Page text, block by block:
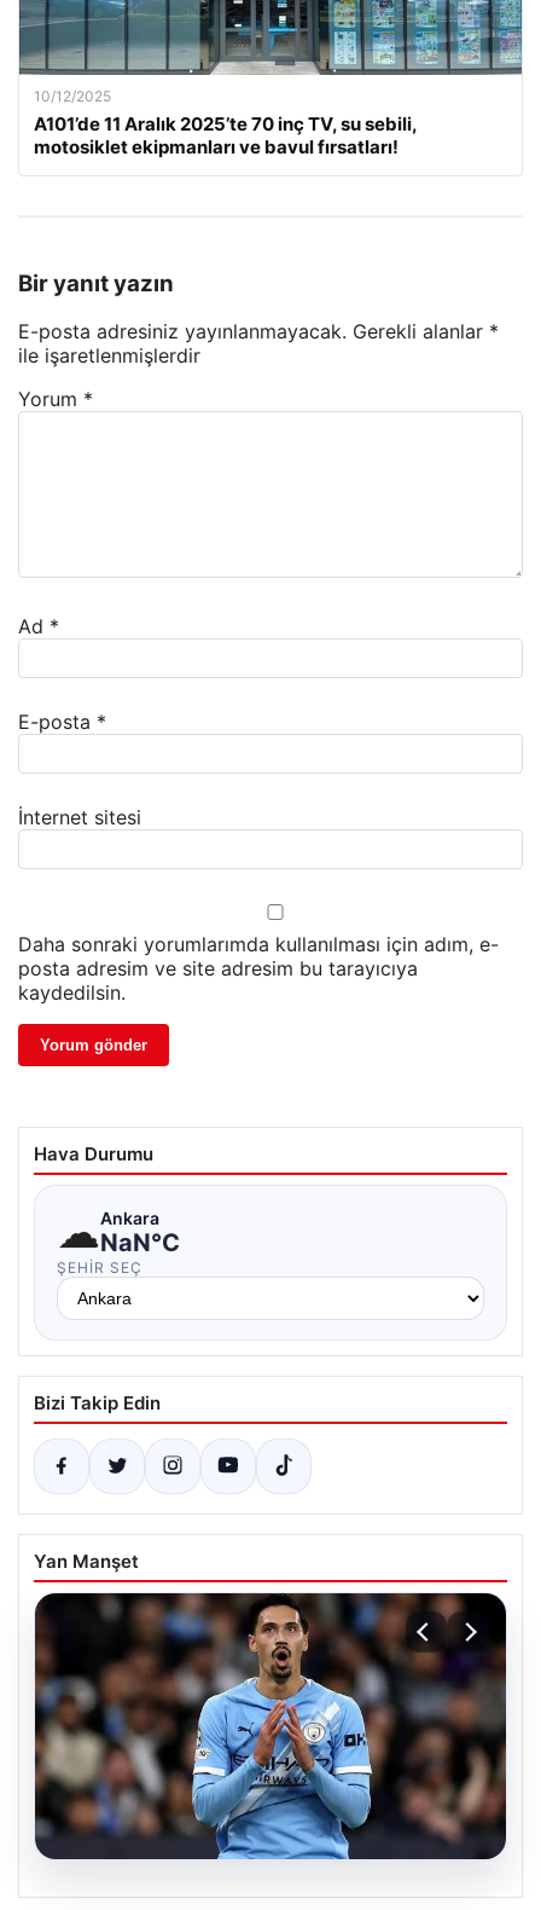
10/12/2025
A101’de 11 Aralık 2025’te 70 inç TV, su sebili,
motosiklet ekipmanları ve bavul fırsatları!
Bir yanıt yazın
E-posta adresiniz yayınlanmayacak. Gerekli alanlar *
ile işaretlenmişlerdir
Yorum *
Ad *
E-posta *
İnternet sitesi
Daha sonraki yorumlarımda kullanılması için adım, e-
posta adresim ve site adresim bu tarayıcıya
kaydedilsin.
Hava Durumu
☁Ankara
NaN°C
ŞEHIR SEÇ
Bizi Takip Edin
Yan Manşet